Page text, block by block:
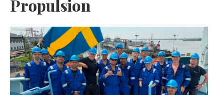
Propulsion